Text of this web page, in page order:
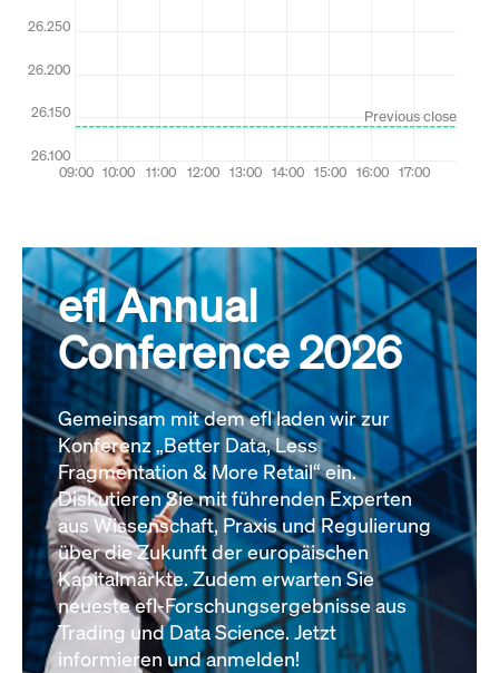
efl Annual
Conference 2026
Gemeinsam mit dem efl laden wir zur
Konferenz „Better Data, Less
Fragmentation & More Retail“ ein.
Diskutieren Sie mit führenden Experten
aus Wissenschaft, Praxis und Regulierung
über die Zukunft der europäischen
Kapitalmärkte. Zudem erwarten Sie
neueste efl-Forschungsergebnisse aus
Trading und Data Science. Jetzt
informieren und anmelden!